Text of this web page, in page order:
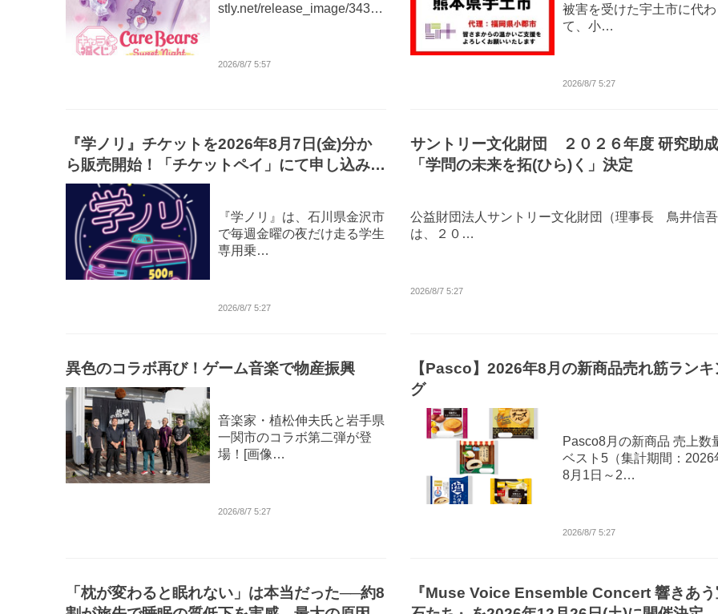
stly.net/release_image/343…
2026/8/7 5:57
被害を受けた宇土市に代わ
て、小…
2026/8/7 5:27
『学ノリ』チケットを2026年8月7日(金)分か
ら販売開始！「チケットペイ」にて申し込み受
付中！
『学ノリ』は、石川県金沢市
で毎週金曜の夜だけ走る学生
専用乗…
2026/8/7 5:27
サントリー文化財団 ２０２６年度 研究助成
「学問の未来を拓(ひら)く」決定
公益財団法人サントリー文化財団（理事長 鳥井信吾
は、２０…
2026/8/7 5:27
異色のコラボ再び！ゲーム音楽で物産振興
音楽家・植松伸夫氏と岩手県
一関市のコラボ第二弾が登
場！[画像…
2026/8/7 5:27
【Pasco】2026年8月の新商品売れ筋ランキ
グ
Pasco8月の新商品 売上数
ベスト5（集計期間：2026
8月1日～2…
2026/8/7 5:27
「枕が変わると眠れない」は本当だった──約8
『Muse Voice Ensemble Concert 響きあう